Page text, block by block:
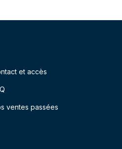
et accès
ventes passées